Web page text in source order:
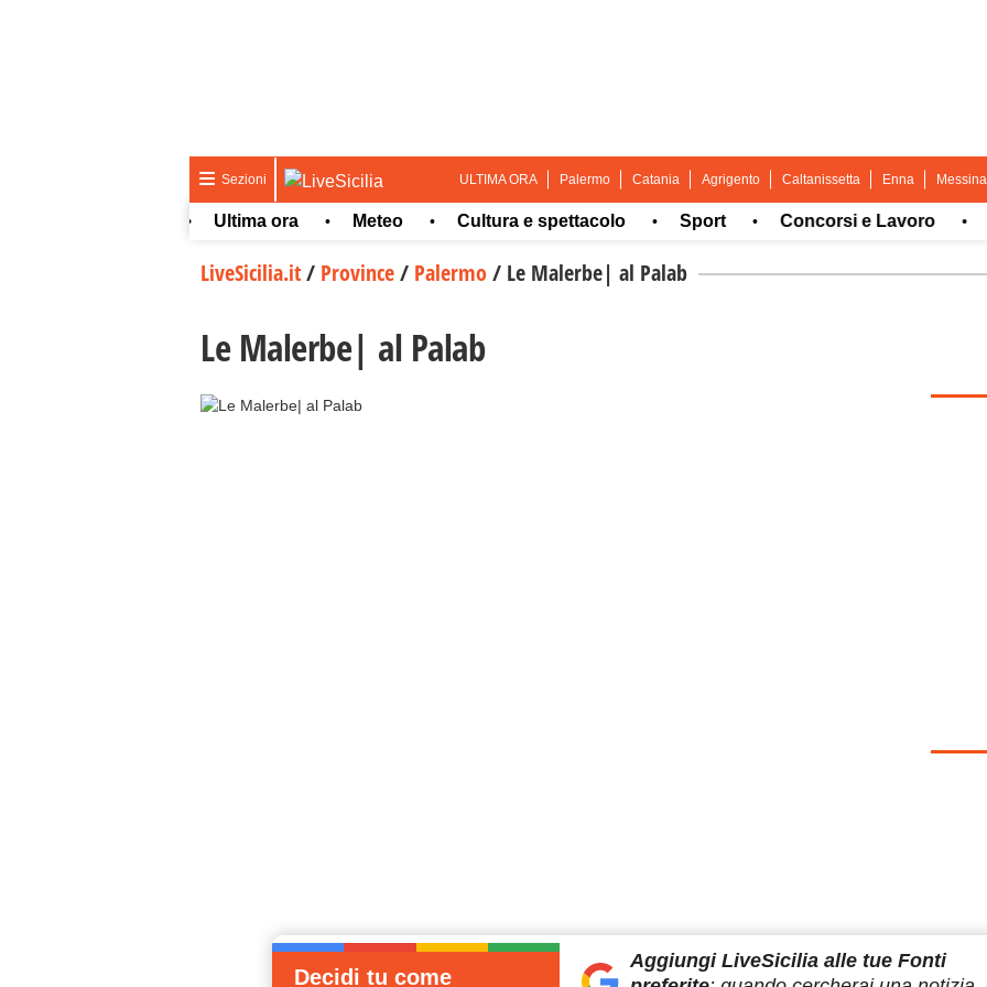
Sezioni ULTIMA ORA Palermo Catania Agrigento Caltanissetta Enna Messina
Ultima ora • Meteo • Cultura e spettacolo • Sport • Concorsi e Lavoro •
LiveSicilia.it/ Province/ Palermo/ Le Malerbe| al Palab
Le Malerbe| al Palab
Decidi tu come
Aggiungi LiveSiciliaalle tue Fonti